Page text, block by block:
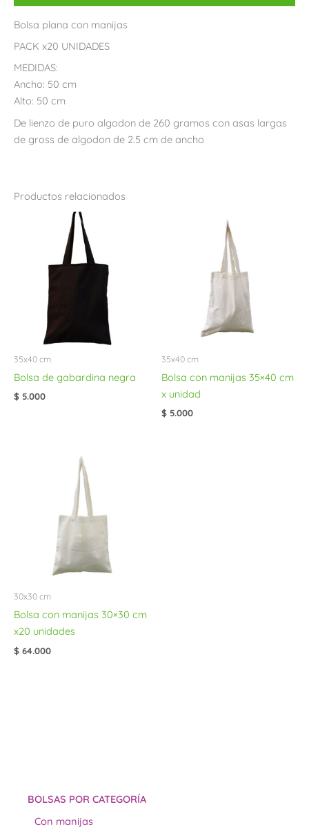
BOLSAS POR CATEGORÍA
Con manijas
Bolsa plana con manijas
PACK x20 UNIDADES
MEDIDAS:
Ancho: 50 cm
Alto: 50 cm
De lienzo de puro algodon de 260 gramos con asas largas
de gross de algodon de 2.5 cm de ancho
Productos relacionados
35x40 cm
Bolsa de gabardina negra
$ 5.000
35x40 cm
Bolsa con manijas 35×40 cm
x unidad
$ 5.000
30x30 cm
Bolsa con manijas 30×30 cm
x20 unidades
$ 64.000